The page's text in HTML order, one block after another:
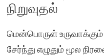
நிறுவுதல்
மென்பொருள் உருவாக்கும்
சேர்ந்து எழுதும் மூல